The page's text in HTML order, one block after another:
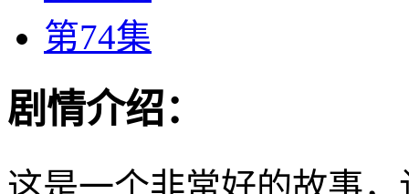
第74集
剧情介绍：